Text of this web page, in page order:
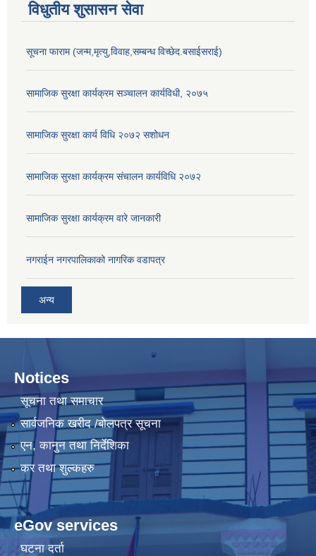
विधुतीय शुसासन सेवा
सूचना फाराम (जन्म,मृत्यु,विवाह,सम्बन्ध विच्छेद.बसाईसराई)
सामाजिक सुरक्षा कार्यक्रम सञ्चालन कार्यविधी, २०७५
सामाजिक सुरक्षा कार्य विधि २०७२ स‌शोधन
सामाजिक सुरक्षा कार्यक्रम संचालन कार्यविधि २०७२
सामाजिक सुरक्षा कार्यक्रम वारे जानकारी
नगराईन नगरपालिकाको नागरिक वडापत्र
अन्य
Notices
सूचना तथा समाचार
सार्वजनिक खरीद /बोलपत्र सूचना
एन, कानुन तथा निर्देशिका
कर तथा शुल्कहरु
eGov services
घटना दर्ता